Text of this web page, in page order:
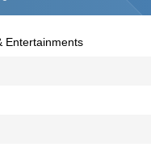
Entertainments